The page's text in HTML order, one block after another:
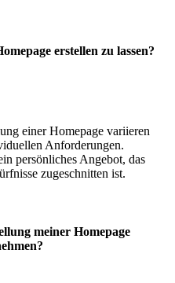
erstellen zu lassen?
einer Homepage variieren
Anforderungen.
persönliches Angebot, das
zugeschnitten ist.
meiner Homepage